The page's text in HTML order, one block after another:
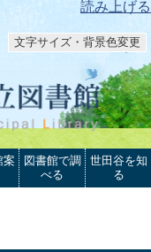
読み上げる
文字サイズ・背景色変更
案
図書館で調
べる
世田谷を知
る